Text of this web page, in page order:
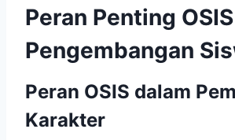
Peran Penting
Pengembangan
Peran OSIS dalam
Karakter